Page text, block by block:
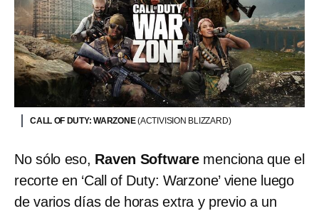
CALL OF DUTY: WARZONE(ACTIVISION BLIZZARD)
No sólo eso, Raven Software menciona que el
recorte en ‘Call of Duty: Warzone’ viene luego
de varios días de horas extra y previo a un